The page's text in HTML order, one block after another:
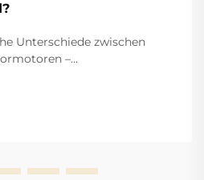
Unterschiede zwischen
–
Bei den
Strukturdesign von BLDC